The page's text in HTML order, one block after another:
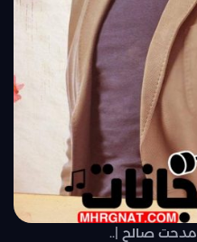
| مدحت صالح |..